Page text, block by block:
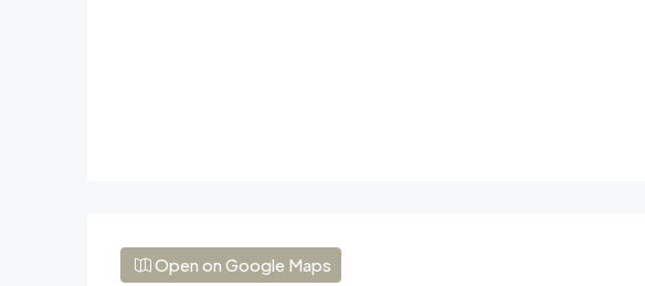
Open on Google Maps